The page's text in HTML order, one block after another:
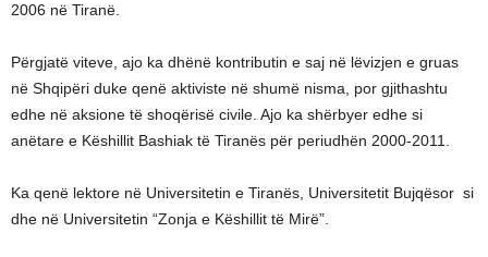
2006 në Tiranë.
Përgjatë viteve, ajo ka dhënë kontributin e saj në lëvizjen e gruas
në Shqipëri duke qenë aktiviste në shumë nisma, por gjithashtu
edhe në aksione të shoqërisë civile. Ajo ka shërbyer edhe si
anëtare e Këshillit Bashiak të Tiranës për periudhën 2000-2011.
Ka qenë lektore në Universitetin e Tiranës, Universitetit Bujqësor si
dhe në Universitetin “Zonja e Këshillit të Mirë”.